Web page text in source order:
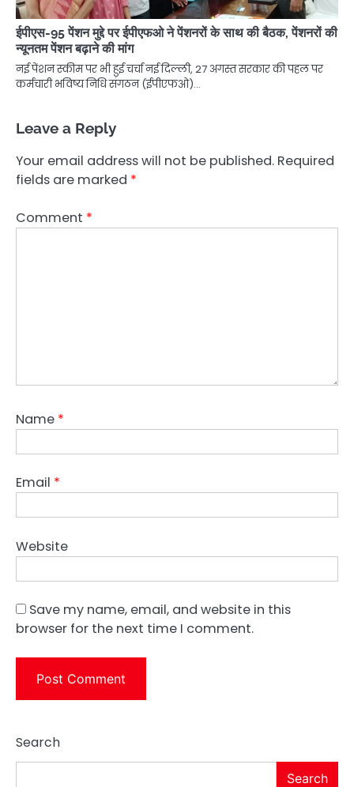
ईपीएस-95 पेंशन मुद्दे पर ईपीएफओ ने पेंशनरों के साथ की बैठक, पेंशनरों की
न्यूनतम पेंशन बढ़ाने की मांग
नई पेंशन स्कीम पर भी हुई चर्चा नई दिल्ली, 27 अगस्त सरकार की पहल पर
कर्मचारी भविष्य निधि संगठन (ईपीएफओ)…
Leave a Reply
Your email address will not be published. Required
fields are marked *
Comment *
Name *
Email *
Website
Save my name, email, and website in this
browser for the next time I comment.
Search
Search